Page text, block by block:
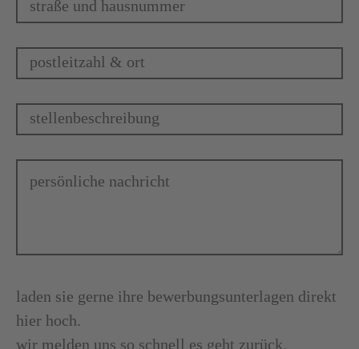
laden sie gerne ihre bewerbungsunterlagen direkt
hier hoch.
wir melden uns so schnell es geht zurück.